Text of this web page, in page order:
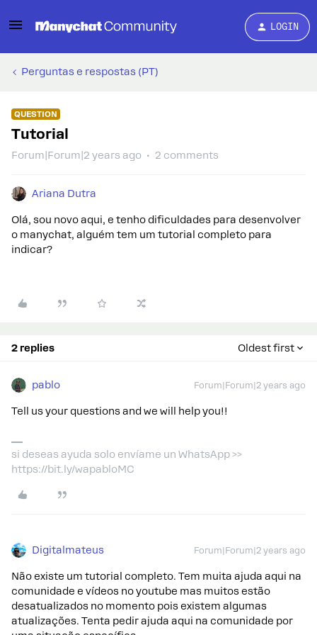
LOGIN
Perguntas e respostas (PT)
QUESTION
Tutorial
Forum|Forum|2 years ago 2 comments
Ariana Dutra
Olá, sou novo aqui, e tenho dificuldades para desenvolver
o manychat, alguém tem um tutorial completo para
indicar?
2 replies Oldest first
pablo Forum|Forum|2 years ago
Tell us your questions and we will help you!!
si deseas ayuda solo envíame un WhatsApp >>
https://bit.ly/wapabloMC
Digitalmateus Forum|Forum|2 years ago
Não existe um tutorial completo. Tem muita ajuda aqui na
comunidade e vídeos no youtube mas muitos estão
desatualizados no momento pois existem algumas
atualizações. Tenta pedir ajuda aqui na comunidade por